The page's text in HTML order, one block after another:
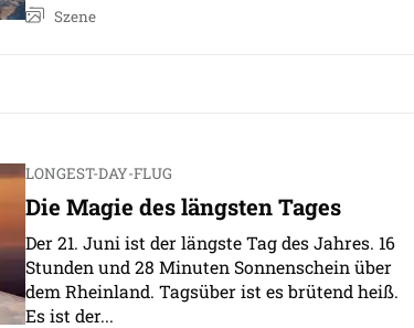
Szene
LONGEST-DAY-FLUG
Die Magie des längsten Tages
Der 21. Juni ist der längste Tag des Jahres. 16
Stunden und 28 Minuten Sonnenschein über
dem Rheinland. Tagsüber ist es brütend heiß.
Es ist der...